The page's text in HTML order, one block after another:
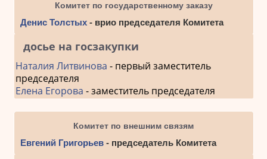
Комитет по государственному заказу
Денис Толстых- врио председателя Комитета
досье на госзакупки
Наталия Литвинова - первый заместитель
председателя
Елена Егорова - заместитель председателя
Комитет по внешним связям
Евгений Григорьев- председатель Комитета